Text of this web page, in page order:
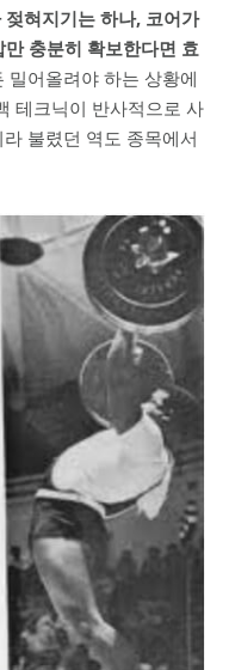
혀지기는 하나, 코어가
충분히 확보한다면 효
밀어올려야 하는 상황에
테크닉이 반사적으로 사
불렸던 역도 종목에서